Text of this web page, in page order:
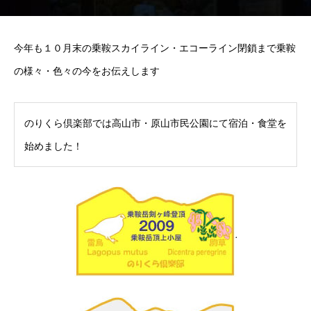
今年も１０月末の乗鞍スカイライン・エコーライン閉鎖まで乗鞍
の様々・色々の今をお伝えします
のりくら倶楽部では高山市・原山市民公園にて宿泊・食堂を
始めました！